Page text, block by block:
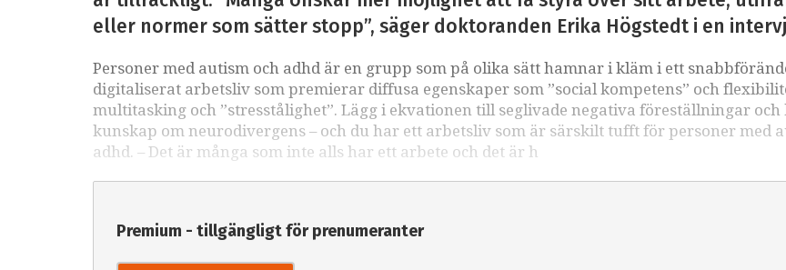
eller normer som sätter stopp”, säger doktoranden Erika Högstedt i en
Personer med autism och adhd är en grupp som på olika sätt hamnar i kläm i ett
digitaliserat arbetsliv som premierar diffusa egenskaper som ”social kompetens” och
multitasking och ”stresstålighet”. Lägg i ekvationen till seglivade negativa föreställningar och
kunskap om neurodivergens – och du har ett arbetsliv som är särskilt tufft för personer med
adhd. – Det är många som inte alls har ett arbete och det är h
Premium - tillgängligt för prenumeranter